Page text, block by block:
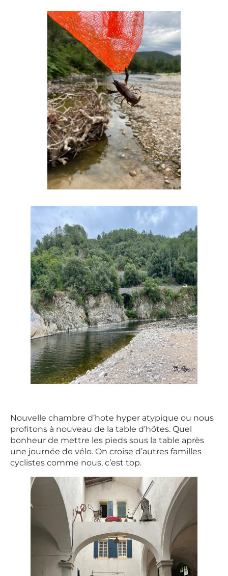
Nouvelle chambre d’hote hyper atypique ou nous
profitons à nouveau de la table d’hôtes. Quel
bonheur de mettre les pieds sous la table après
une journée de vélo. On croise d’autres familles
cyclistes comme nous, c’est top.